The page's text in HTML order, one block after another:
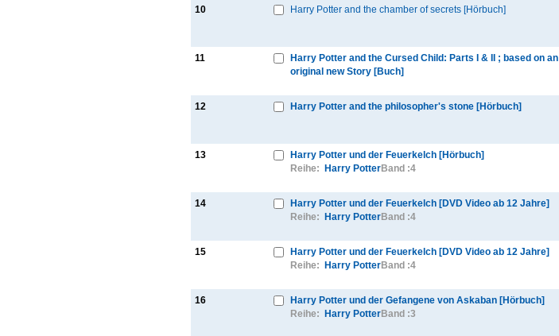
10 Harry Potter and the chamber of secrets [Hörbuch]
11
Harry Potter and the Cursed Child: Parts I & II ; based on an
original new Story [Buch]
12 Harry Potter and the philosopher's stone [Hörbuch]
13
Harry Potter und der Feuerkelch [Hörbuch]
Reihe:
Harry PotterBand :4
14
Harry Potter und der Feuerkelch [DVD Video ab 12 Jahre]
Reihe:
Harry PotterBand :4
15
Harry Potter und der Feuerkelch [DVD Video ab 12 Jahre]
Reihe:
Harry PotterBand :4
16
Harry Potter und der Gefangene von Askaban [Hörbuch]
Reihe:
Harry PotterBand :3